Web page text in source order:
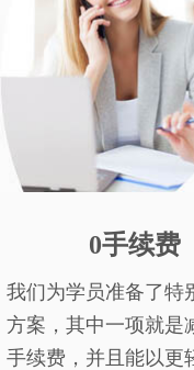
0手续费
我们为学员准备了特
方案，其中一项就是
手续费，并且能以更